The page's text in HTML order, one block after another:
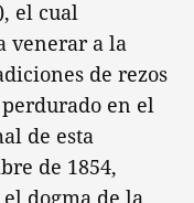
el cual
venerar a la
de rezos
en el
de esta
de 1854,
dogma de la